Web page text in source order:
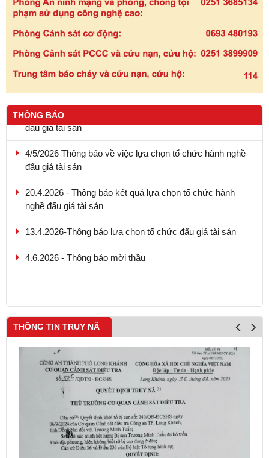
THÔNG BÁO
4/5/2026 Thông báo về việc lựa chọn tổ chức hành nghề
20.4.2026 - Thông báo kết quả lựa chọn tổ chức hành
13.4.2026-Thông báo lựa chọn tổ chức đấu giá tài sản
4.6.2026 - Thông báo mời thầu
9.5.2026 - Thông báo kết quả lựa chọn tổ chức hành nghề
THÔNG TIN TRUY NÃ